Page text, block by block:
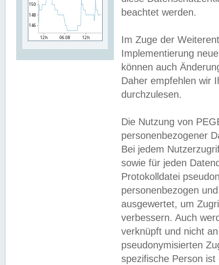
beachtet werden.
Im Zuge der
Implementierung
können auch
Daher empfehlen wir
durchzulesen.
Die Nutzung von
personenbezogener
Bei jedem
sowie für jeden
Protokolldatei
personenbezogen
ausgewertet, um
verbessern. Auch
verknüpft und nicht
pseudonymisierten
spezifische Person